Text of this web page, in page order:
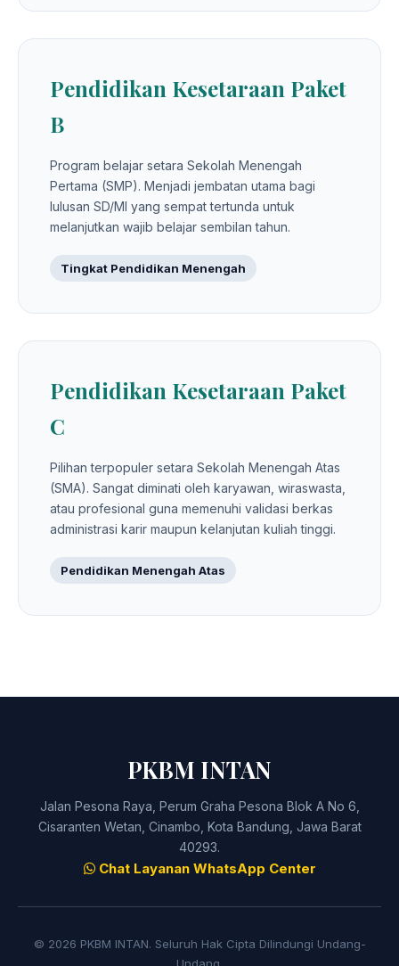
Pendidikan Kesetaraan Paket
B
Program belajar setara Sekolah Menengah
Pertama (SMP). Menjadi jembatan utama bagi
lulusan SD/MI yang sempat tertunda untuk
melanjutkan wajib belajar sembilan tahun.
Tingkat Pendidikan Menengah
Pendidikan Kesetaraan Paket
C
Pilihan terpopuler setara Sekolah Menengah Atas
(SMA). Sangat diminati oleh karyawan, wiraswasta,
atau profesional guna memenuhi validasi berkas
administrasi karir maupun kelanjutan kuliah tinggi.
Pendidikan Menengah Atas
PKBM INTAN
Jalan Pesona Raya, Perum Graha Pesona Blok A No 6,
Cisaranten Wetan, Cinambo, Kota Bandung, Jawa Barat
40293.
Chat Layanan WhatsApp Center
© 2026 PKBM INTAN. Seluruh Hak Cipta Dilindungi Undang-
Undang.